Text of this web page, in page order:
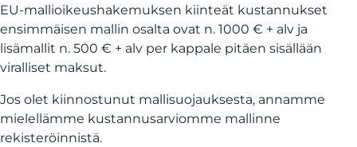
EU-mallioikeushakemuksen kiinteät kustannukset
ensimmäisen mallin osalta ovat n. 1000 € + alv ja
lisämallit n. 500 € + alv per kappale pitäen sisällään
viralliset maksut.
Jos olet kiinnostunut mallisuojauksesta, annamme
mielellämme kustannusarviomme mallinne
rekisteröinnistä.